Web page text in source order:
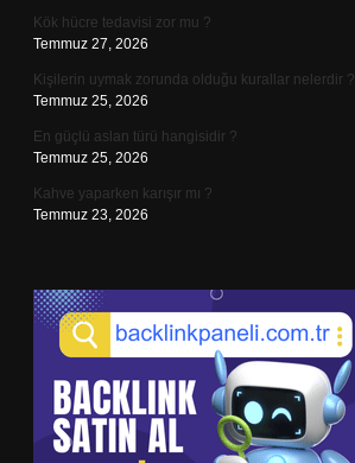
Kök hücre tedavisi zor mu ?
Temmuz 27, 2026
Kişilerin uymak zorunda olduğu kurallar nelerdir ?
Temmuz 25, 2026
En güçlü aslan türü hangisidir ?
Temmuz 25, 2026
Kahve yaparken karışır mı ?
Temmuz 23, 2026